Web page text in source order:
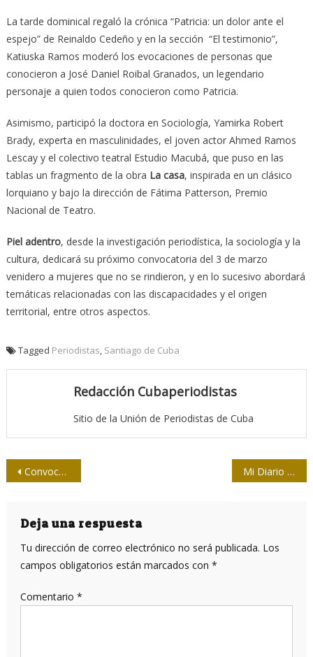
La tarde dominical regaló la crónica “Patricia: un dolor ante el
espejo” de Reinaldo Cedeño y en la sección “El testimonio”,
Katiuska Ramos moderó los evocaciones de personas que
conocieron a José Daniel Roibal Granados, un legendario
personaje a quien todos conocieron como Patricia.
Asimismo, participó la doctora en Sociología, Yamirka Robert
Brady, experta en masculinidades, el joven actor Ahmed Ramos
Lescay y el colectivo teatral Estudio Macubá, que puso en las
tablas un fragmento de la obra La casa, inspirada en un clásico
lorquiano y bajo la dirección de Fátima Patterson, Premio
Nacional de Teatro.
Piel adentro, desde la investigación periodística, la sociología y la
cultura, dedicará su próximo convocatoria del 3 de marzo
venidero a mujeres que no se rindieron, y en lo sucesivo abordará
temáticas relacionadas con las discapacidades y el origen
territorial, entre otros aspectos.
Tagged Periodistas Santiago de Cuba
Redacción Cubaperiodistas
Sitio de la Unión de Periodistas de Cuba
Navegación
entradas
Convocan a XIII Encuentro Iberoamericano de Género y Comunicación Mi Diario de un tornado
Deja una respuesta
Tu dirección de correo electrónico no será publicada. Los
campos obligatorios están marcados con *
Comentario *